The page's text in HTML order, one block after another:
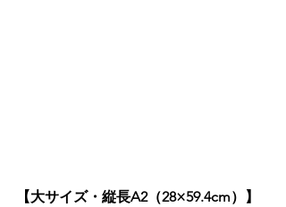
【大サイズ・縦長A2（28×59.4cm）】